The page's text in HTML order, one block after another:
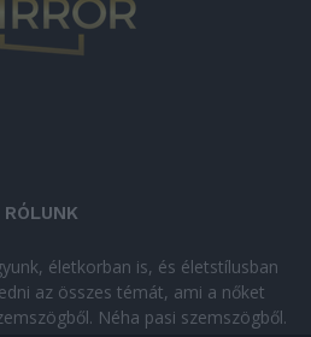
RÓLUNK
életkorban is, és életstílusban
az összes témát, ami a nőket
Néha pasi szemszögből.